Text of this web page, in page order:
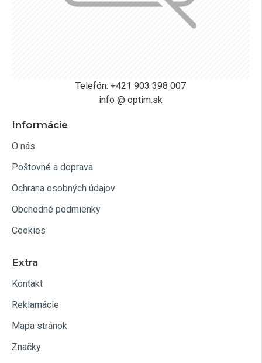
Telefón: +421 903 398 007
info @ optim.sk
Informácie
O nás
Poštovné a doprava
Ochrana osobných údajov
Obchodné podmienky
Cookies
Extra
Kontakt
Reklamácie
Mapa stránok
Značky